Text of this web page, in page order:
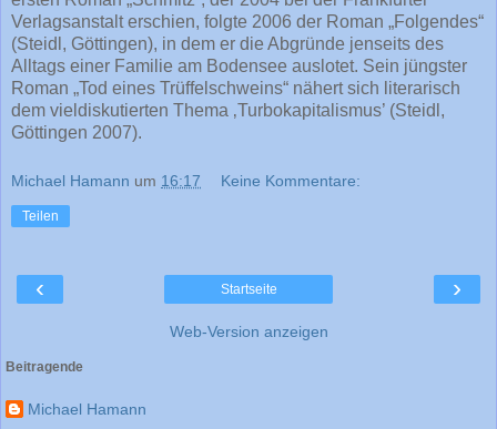
Verlagsanstalt erschien, folgte 2006 der Roman „Folgendes“
(Steidl, Göttingen), in dem er die Abgründe jenseits des
Alltags einer Familie am Bodensee auslotet. Sein jüngster
Roman „Tod eines Trüffelschweins“ nähert sich literarisch
dem vieldiskutierten Thema ‚Turbokapitalismus’ (Steidl,
Göttingen 2007).
Michael Hamann um 16:17 Keine Kommentare:
Teilen
‹ ›
Startseite
Web-Version anzeigen
Beitragende
Michael Hamann